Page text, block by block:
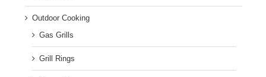
Outdoor Cooking
Gas Grills
Grill Rings